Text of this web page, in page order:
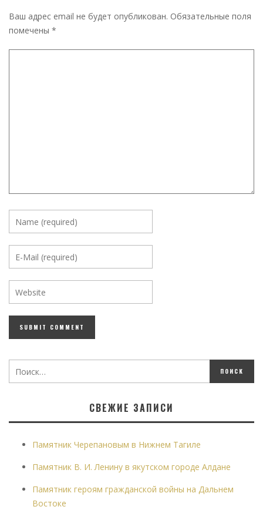
Ваш адрес email не будет опубликован. Обязательные поля
помечены *
СВЕЖИЕ ЗАПИСИ
Памятник Черепановым в Нижнем Тагиле
Памятник В. И. Ленину в якутском городе Алдане
Памятник героям гражданской войны на Дальнем
Востоке